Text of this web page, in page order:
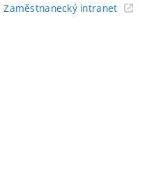
Zaměstnanecký intranet(externí